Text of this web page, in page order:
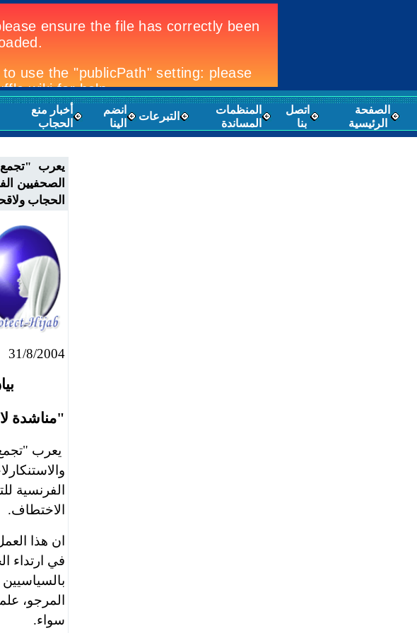
أخبار منع
الحجاب
انضم
الينا
التبرعات
المنظمات
المساندة
اتصل
بنا
الصفحة
الرئيسية
يعرب "تجمع
الصحفيين
الحجابو
31/8/2004
"مناشدة
يعرب
وا لا
الفرنسية
الاختطاف.
ان هذا
في ارتداء
المرجو،
سواء.